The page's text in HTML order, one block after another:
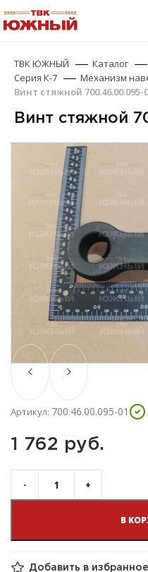
ТВК ЮЖНЫЙ Каталог
Серия К-7
Механизм
Винт стяжной 700.46.00.095-
Винт стяжной
Артикул: 700.46.00.095-01
1 762 руб.
В
Добавить в избранное